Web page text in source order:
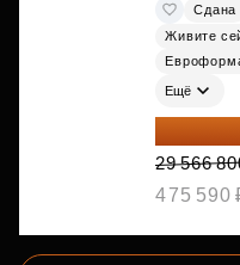
Сдана
Живите
Ещё
24 540
29 566
475 590